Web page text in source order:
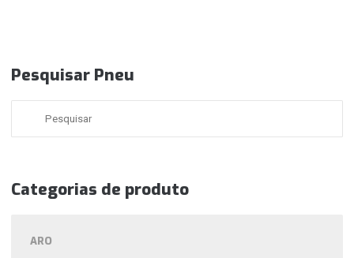
Pesquisar Pneu
Categorias de produto
ARO